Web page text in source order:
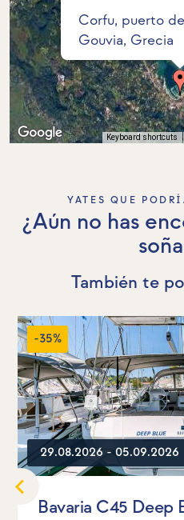
Corfu, puerto
Gouvia, Grecia
Keyboard shortcuts
YATES QUE
¿Aún no has
También te
-35%
29.08.2026 - 05.09.2026
Bavaria C45 Deep